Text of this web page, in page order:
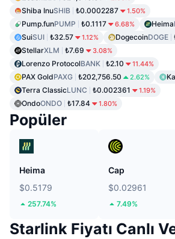
Shiba InuSHIB ₺0.0002287 1.50%
Pump.funPUMP ₺0.1117 6.68% Heima
SuiSUI ₺32.57 1.12% DogecoinDOGE
StellarXLM ₺7.69 3.08%
Lorenzo ProtocolBANK ₺2.10 11.44%
PAX GoldPAXG ₺202,756.50 2.62%
Terra ClassicLUNC ₺0.002361 1.19%
OndoONDO ₺17.84 1.80%
Popüler
Heima
$0.5179
257.74%
Cap
$0.02961
7.49%
Starlink Fiyatı Canlı